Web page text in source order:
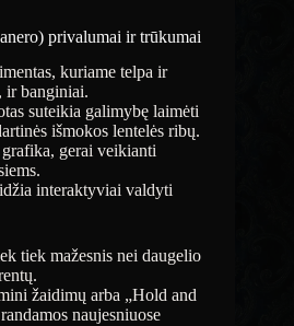
privalumai ir trūkumai
kuriame telpa ir
ir banginiai.
suteikia galimybę laimėti
išmokos lentelės ribų.
gerai veikianti
interaktyviai valdyti
tiek mažesnis nei daugelio
žaidimų arba „Hold and
naujesniuose